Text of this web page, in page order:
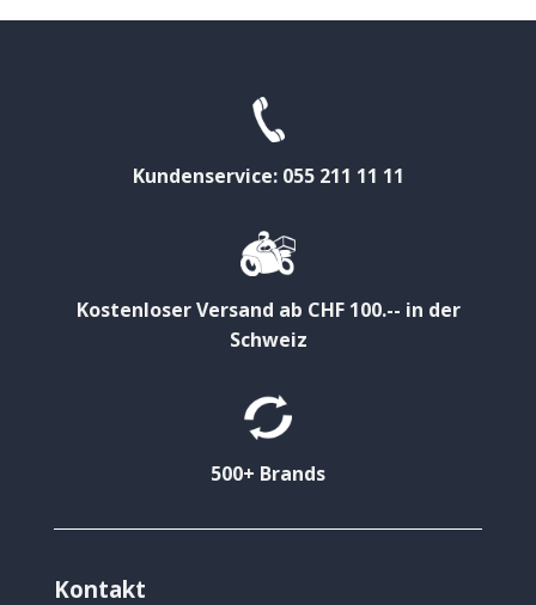
Kundenservice: 055 211 11 11
Kostenloser Versand ab CHF 100.-- in der
Schweiz
500+ Brands
Kontakt